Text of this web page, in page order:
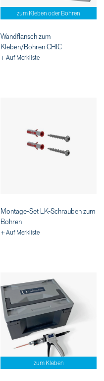
zum Kleben oder Bohren
Wandflansch zum
Kleben/Bohren CHIC
+ Auf Merkliste
Montage-Set LK-Schrauben zum
Bohren
+ Auf Merkliste
zum Kleben